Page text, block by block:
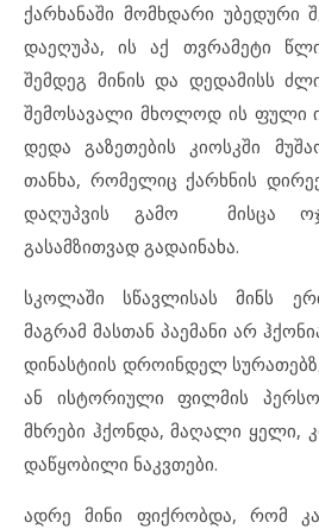
ქარხანაში მომხდარი უბედური
დაეღუპა, ის აქ თვრამეტი
შემდეგ მინის და დედამისს
შემოსავალი მხოლოდ ის ფული
დედა გაზეთების კიოსკში
თანხა, რომელიც ქარხნის
დაღუპვის გამო მისცა
გასამზითვად გადაინახა.
სკოლაში სწავლისას მინს
მაგრამ მასთან პაემანი არ
დინასტიის დროინდელ
ან ისტორიული ფილმის
მხრები ჰქონდა, მაღალი ყელი,
დაწყობილი ნაკვთები.
ადრე მინი ფიქრობდა, რომ